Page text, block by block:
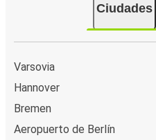
Ciudades
Varsovia
Hannover
Bremen
Aeropuerto de Berlín